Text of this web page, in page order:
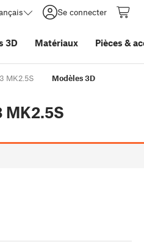
Se connecter
3D Matériaux Pièces &
MK2.5S Modèles 3D
MK2.5S